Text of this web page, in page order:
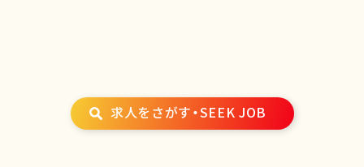
求人をさがす・SEEK JOB